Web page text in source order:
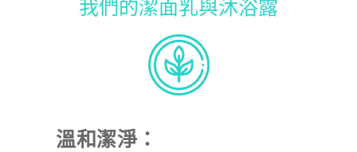
我們的潔面乳與沐浴露
溫和潔淨：